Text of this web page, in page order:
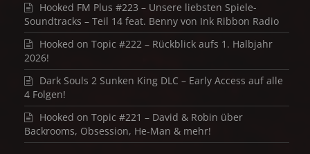
Hooked FM Plus #223 – Unsere liebsten Spiele-
Soundtracks – Teil 14 feat. Benny von Ink Ribbon Radio
Hooked on Topic #222 – Rückblick aufs 1. Halbjahr
2026!
Dark Souls 2 Sunken King DLC – Early Access auf alle
4 Folgen!
Hooked on Topic #221 – David & Robin über
Backrooms, Obsession, He-Man & mehr!